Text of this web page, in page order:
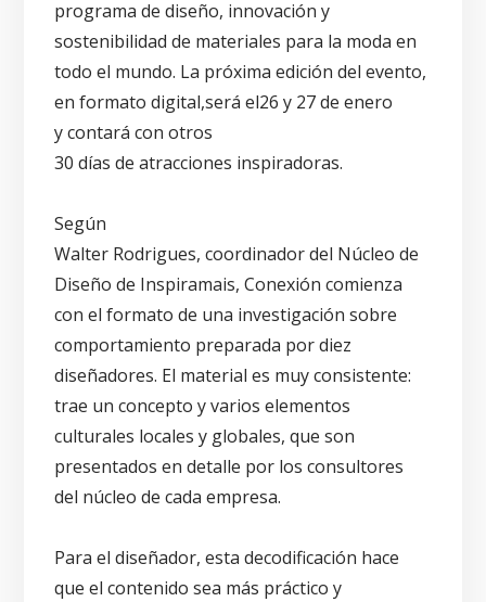
programa de diseño, innovación y
sostenibilidad de materiales para la moda en
todo el mundo. La próxima edición del evento,
en formato digital,será el26 y 27 de enero
y contará con otros
30 días de atracciones inspiradoras.
Según
Walter Rodrigues, coordinador del Núcleo de
Diseño de Inspiramais, Conexión comienza
con el formato de una investigación sobre
comportamiento preparada por diez
diseñadores. El material es muy consistente:
trae un concepto y varios elementos
culturales locales y globales, que son
presentados en detalle por los consultores
del núcleo de cada empresa.
Para el diseñador, esta decodificación hace
que el contenido sea más práctico y